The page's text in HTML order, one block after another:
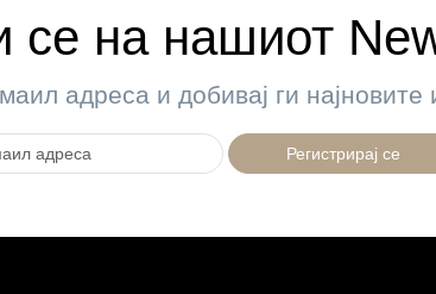
се на нашиот
адреса и добивај ги
Регистрирај се